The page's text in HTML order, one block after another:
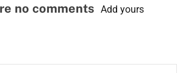
no comments Add yours